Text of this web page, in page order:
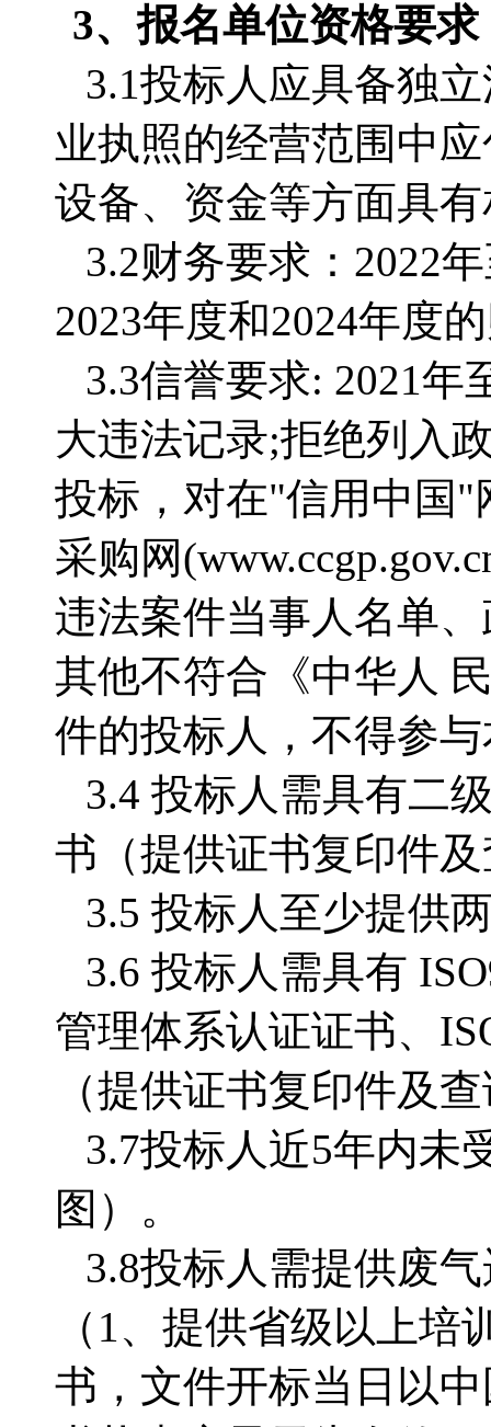
3、报名单位资格要求
3.1投标人应具备独
业执照的经营范围中
设备、资金等方面具
3.2财务要求：2022
2023年度和2024年度
3.3信誉要求: 2021
大违法记录;拒绝列入
投标，对在"信用中国"
采购网
违法案件当事人名单
其他不符合《中华人
件的投标人，不得参
3.4 投标人需具有二
书（提供证书复印件
3.5 投标人至少提供
3.6 投标人需具有
管理体系认证证书、
（提供证书复印件及
3.7投标人近5年内未
图）。
3.8投标人需提供废
（1、提供省级以上
书，文件开标当日以